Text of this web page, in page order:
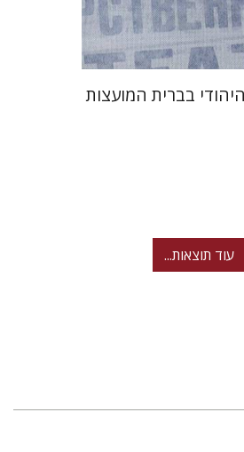
בברית המועצות
עוד תוצאות...